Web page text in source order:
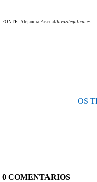
FONTE: Alejandra Pascual/lavozdegalicia.es
OS
0 COMENTARIOS